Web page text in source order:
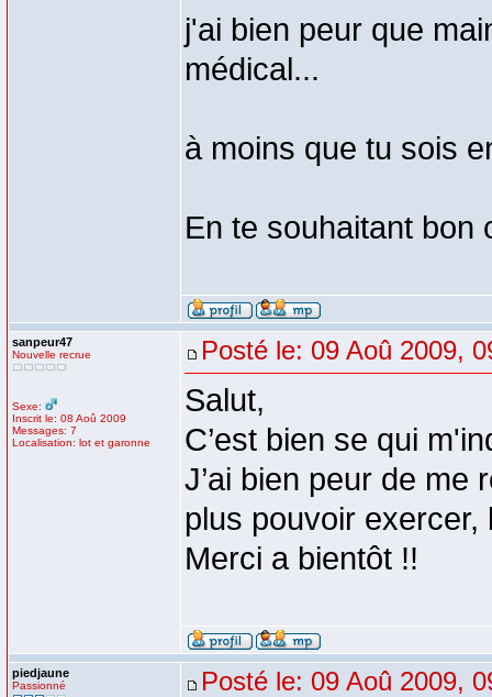
j'ai bien peur que
médical...
à moins que tu sois
En te souhaitant bon
sanpeur47
Nouvelle recrue
Sexe:
Inscrit le: 08 Aoû 2009
Messages: 7
Localisation: lot et garonne
Posté le: 09 Aoû 2009,
Salut,
C’est bien se qui
J’ai bien peur de me
plus pouvoir
Merci a bientôt !!
piedjaune
Passionné Posté le: 09 Aoû 2009,